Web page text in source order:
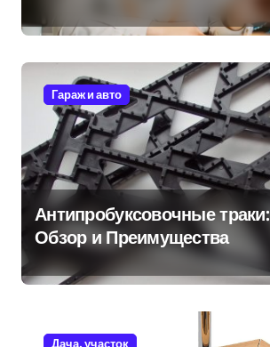
Гараж и авто
Антипробуксовочные траки:
Обзор и Преимущества
Дача, участок